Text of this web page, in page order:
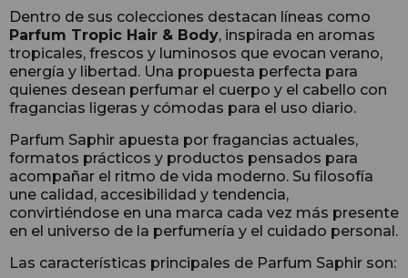
Dentro de sus colecciones destacan líneas como
Parfum Tropic Hair & Body, inspirada en aromas
tropicales, frescos y luminosos que evocan verano,
energía y libertad. Una propuesta perfecta para
quienes desean perfumar el cuerpo y el cabello con
fragancias ligeras y cómodas para el uso diario.
Parfum Saphir apuesta por fragancias actuales,
formatos prácticos y productos pensados para
acompañar el ritmo de vida moderno. Su filosofía
une calidad, accesibilidad y tendencia,
convirtiéndose en una marca cada vez más presente
en el universo de la perfumería y el cuidado personal.
Las características principales de Parfum Saphir son: